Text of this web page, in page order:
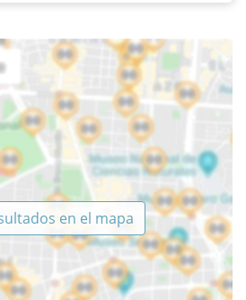
en el mapa